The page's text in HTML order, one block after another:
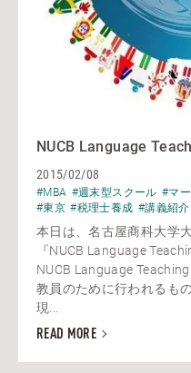
NUCB Language
2015/02/08
#MBA #週末型スクール #マ
#東京 #税理士養成 #講義紹介
本日は、名古屋商科大学
『NUCB Language
NUCB Language
教員のために行われるも
現...
READ MORE